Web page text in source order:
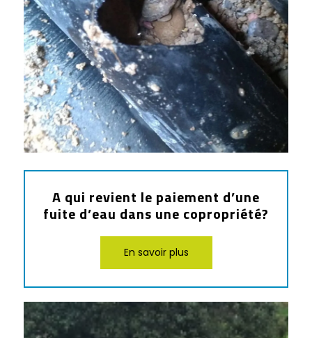
A qui revient le paiement d’une
fuite d’eau dans une copropriété?
En savoir plus